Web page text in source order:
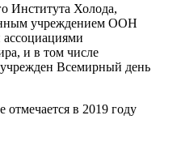
Института Холода,
учреждением ООН
и в том числе
Всемирный день
в 2019 году